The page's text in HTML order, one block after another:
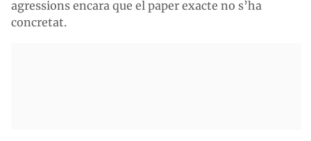
agressions encara que el paper exacte no s’ha
concretat.